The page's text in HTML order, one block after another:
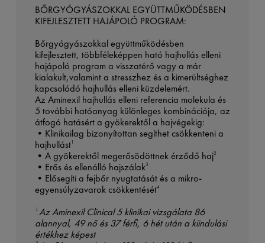
BŐRGYÓGYÁSZOKKAL EGYÜTTMŰKÖDÉSBEN
KIFEJLESZTETT HAJÁPOLÓ PROGRAM:
Bőrgyógyászokkal együttműködésben
kifejlesztett, többféleképpen ható hajhullás elleni
hajápoló program a visszatérő vagy a már
kialakult,valamint a stresszhez és a kimerültséghez
kapcsolódó hajhullás elleni küzdelemért.
Az Aminexil hajhullás elleni referencia molekula és
5 további hatóanyag különleges kombinációja, az
átfogó hatásért a gyökerektől a hajvégekig:
•Klinikailag bizonyítottan segíthet csökkenteni a
hajhullást1
•A gyökerektől megerősödöttnek érződő haj2
•Erős és ellenálló hajszálak​​​​​​​3
•Elősegíti a fejbőr nyugtatását és a mikro-
egyensúlyzavarok csökkentését4
1 Az Aminexil Clinical 5 klinikai vizsgálata 86
alannyal, 49 nő és 37 férfi, 6 hét után a kiindulási
értékhez képest